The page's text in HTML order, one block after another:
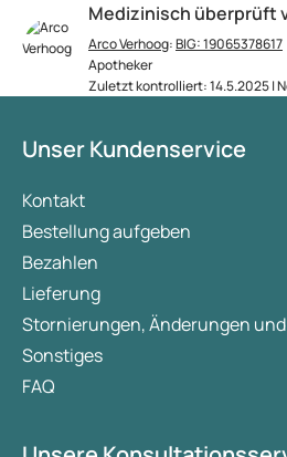
Medizinisch überprüft
Arco Verhoog:BIG: 19065378617
Apotheker
Zuletzt kontrolliert: 14.5.2025 |
Unser Kundenservice
Kontakt
Bestellung aufgeben
Bezahlen
Lieferung
Stornierungen, Änderungen
Sonstiges
FAQ